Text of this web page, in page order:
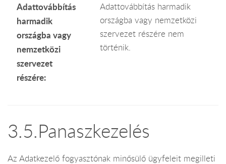
Adattovábbítás
harmadik
országba vagy
nemzetközi
szervezet
részére:
Adattovábbítás harmadik
országba vagy nemzetközi
szervezet részére nem
történik.
3.5.Panaszkezelés
Az Adatkezelő fogyasztónak minősülő ügyfeleit megilleti